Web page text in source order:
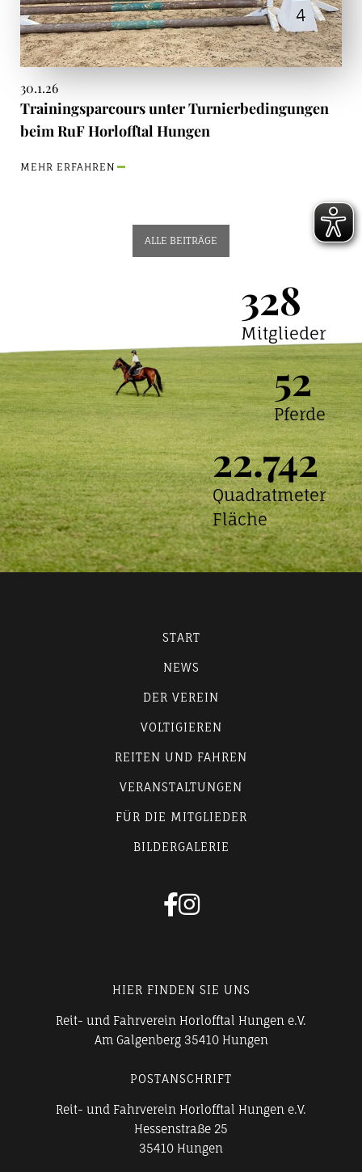
30.1.26
Trainingsparcours unter Turnierbedingungen
beim RuF Horlofftal Hungen
MEHR ERFAHREN
ALLE BEITRÄGE
328
Mitglieder
52
Pferde
22.742
Quadratmeter
Fläche
START
NEWS
DER VEREIN
VOLTIGIEREN
REITEN UND FAHREN
VERANSTALTUNGEN
FÜR DIE MITGLIEDER
BILDERGALERIE

HIER FINDEN SIE UNS
Reit- und Fahrverein Horlofftal Hungen e.V.
Am Galgenberg 35410 Hungen
POSTANSCHRIFT
Reit- und Fahrverein Horlofftal Hungen e.V.
Hessenstraße 25
35410 Hungen